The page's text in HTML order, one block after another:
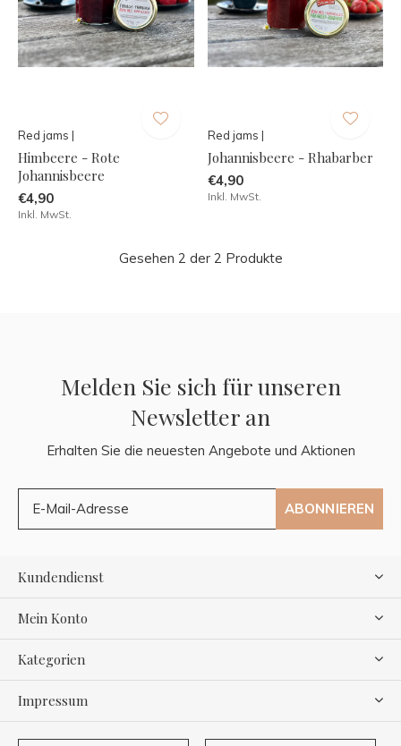
Red jams |
Himbeere - Rote
Johannisbeere
€4,90
Inkl. MwSt.
Red jams |
Johannisbeere - Rhabarber
€4,90
Inkl. MwSt.
Gesehen 2 der 2 Produkte
Melden Sie sich für unseren
Newsletter an
Erhalten Sie die neuesten Angebote und Aktionen
ABONNIEREN
Kundendienst
Mein Konto
Kategorien
Impressum